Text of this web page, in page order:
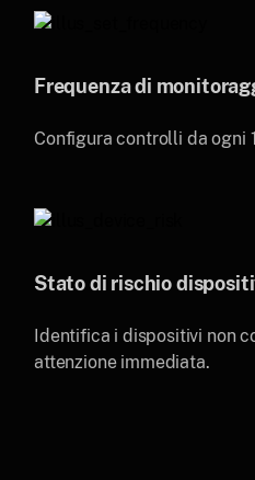
Frequenza di
Configura controlli da ogni
Stato di rischio
Identifica i dispositivi non
attenzione immediata.